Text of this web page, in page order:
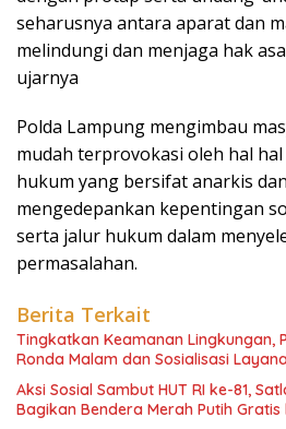
seharusnya antara aparat dan
melindungi dan menjaga hak
ujarnya
Polda Lampung mengimbau
mudah terprovokasi oleh hal
hukum yang bersifat anarkis
mengedepankan kepentingan
serta jalur hukum dalam
permasalahan.
Berita Terkait
Tingkatkan Keamanan Lingkungan,
Ronda Malam dan Sosialisasi
Aksi Sosial Sambut HUT RI ke-81,
Bagikan Bendera Merah Putih